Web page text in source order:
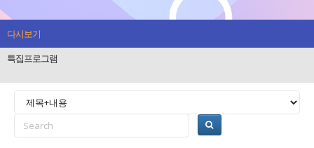
다시보기
특집프로그램